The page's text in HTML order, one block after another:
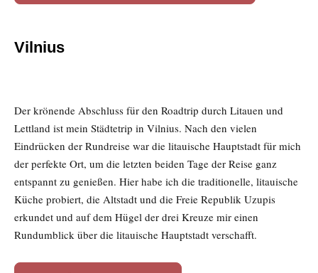
Vilnius
Der krönende Abschluss für den Roadtrip durch Litauen und
Lettland ist mein Städtetrip in Vilnius. Nach den vielen
Eindrücken der Rundreise war die litauische Hauptstadt für mich
der perfekte Ort, um die letzten beiden Tage der Reise ganz
entspannt zu genießen. Hier habe ich die traditionelle, litauische
Küche probiert, die Altstadt und die Freie Republik Uzupis
erkundet und auf dem Hügel der drei Kreuze mir einen
Rundumblick über die litauische Hauptstadt verschafft.